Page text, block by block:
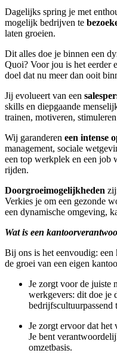
Dagelijks spring je met
mogelijk bedrijven te
laten groeien.
Dit alles doe je binnen een
Quoi? Voor jou is het eerder
doel dat nu meer dan ooit
Jij evolueert van een
skills en diepgaande
trainen, motiveren,
Wij garanderen een intense
management, sociale
een top werkplek en een job
rijden.
Doorgroeimogelijkheden
Verkies je om een gezonde
een dynamische omgeving,
Wat is een
Bij ons is het eenvoudig:
de groei van een eigen
Je zorgt voor de juiste
werkgevers: dit doe je
bedrijfscultuurpassend
Je zorgt ervoor dat het
Je bent
omzetbasis.